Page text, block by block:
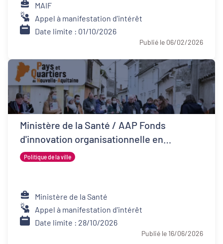
MAIF
Appel à manifestation d'intérêt
Date limite : 01/10/2026
Publié le 06/02/2026
Ministère de la Santé / AAP Fonds
d'innovation organisationnelle en
psychiatrie (FIOP)
Politique de la ville
Ministère de la Santé
Appel à manifestation d'intérêt
Date limite : 28/10/2026
Publié le 16/06/2026